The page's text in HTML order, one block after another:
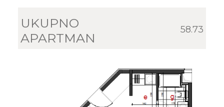
UKUPNO
APARTMAN
58.73